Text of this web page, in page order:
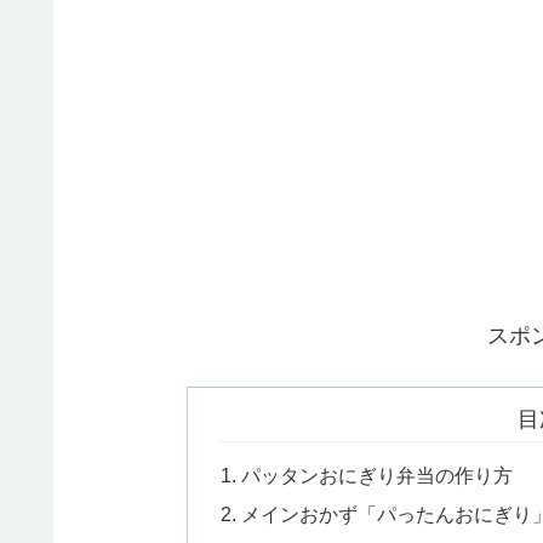
スポ
パッタンおにぎり弁当の作り方
メインおかず「パったんおにぎり」